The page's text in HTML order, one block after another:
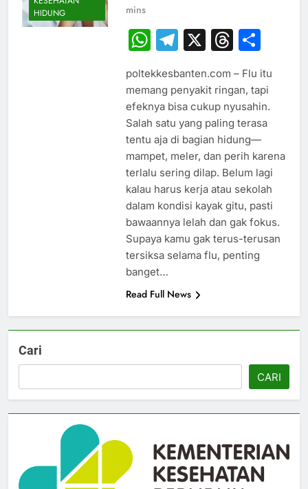
HIDUNG
mins
WhatsApp
Telegram
X
poltekkesbanten.com – Flu itu
memang penyakit ringan, tapi
efeknya bisa cukup nyusahin.
Salah satu yang paling terasa
tentu aja di bagian hidung—
mampet, meler, dan perih karena
terlalu sering dilap. Belum lagi
kalau harus kerja atau sekolah
dalam kondisi kayak gitu, pasti
bawaannya lelah dan gak fokus.
Supaya kamu gak terus-terusan
tersiksa selama flu, penting
banget…
Read Full News
Cari
CARI